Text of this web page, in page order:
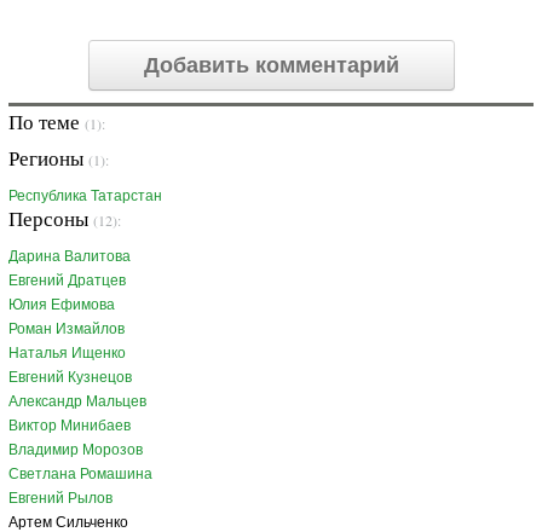
Добавить комментарий
По теме (1):
Регионы (1):
Республика Татарстан
Персоны (12):
Дарина Валитова
Евгений Дратцев
Юлия Ефимова
Роман Измайлов
Наталья Ищенко
Евгений Кузнецов
Александр Мальцев
Виктор Минибаев
Владимир Морозов
Светлана Ромашина
Евгений Рылов
Артем Сильченко